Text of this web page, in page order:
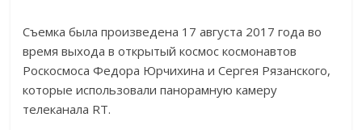
Съемка была произведена 17 августа 2017 года во
время выхода в открытый космос космонавтов
Роскосмоса Федора Юрчихина и Сергея Рязанского,
которые использовали панорамную камеру
телеканала RT.